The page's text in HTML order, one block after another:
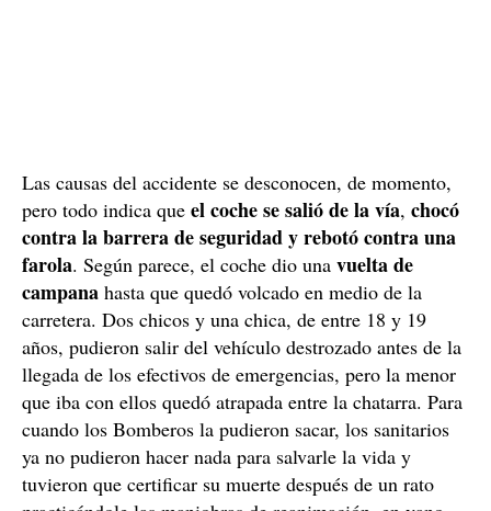
Las causas del accidente se desconocen, de momento,
pero todo indica que el coche se salió de la vía, chocó
contra la barrera de seguridad y rebotó contra una
farola. Según parece, el coche dio una vuelta de
campana hasta que quedó volcado en medio de la
carretera. Dos chicos y una chica, de entre 18 y 19
años, pudieron salir del vehículo destrozado antes de la
llegada de los efectivos de emergencias, pero la menor
que iba con ellos quedó atrapada entre la chatarra. Para
cuando los Bomberos la pudieron sacar, los sanitarios
ya no pudieron hacer nada para salvarle la vida y
tuvieron que certificar su muerte después de un rato